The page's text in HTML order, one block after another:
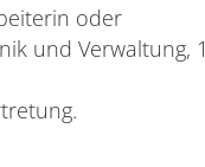
oder
und Verwaltung, 1